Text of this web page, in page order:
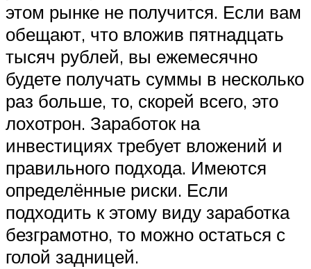
этом рынке не получится. Если вам
обещают, что вложив пятнадцать
тысяч рублей, вы ежемесячно
будете получать суммы в несколько
раз больше, то, скорей всего, это
лохотрон. Заработок на
инвестициях требует вложений и
правильного подхода. Имеются
определённые риски. Если
подходить к этому виду заработка
безграмотно, то можно остаться с
голой задницей.